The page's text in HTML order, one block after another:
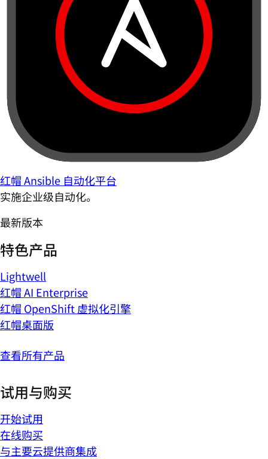
红帽 Ansible 自动化平台
实施企业级自动化。
最新版本
特色产品
Lightwell
红帽 AI Enterprise
红帽 OpenShift 虚拟化引擎
红帽桌面版
查看所有产品
试用与购买
开始试用
在线购买
与主要云提供商集成